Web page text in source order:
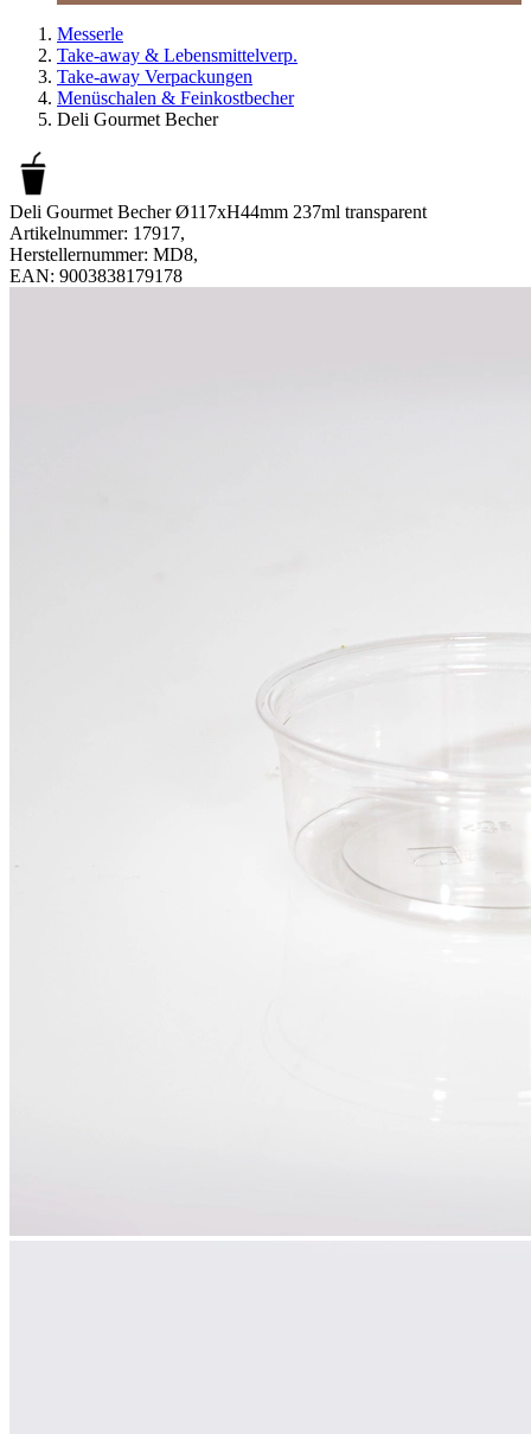
Messerle
Take-away & Lebensmittelverp.
Take-away Verpackungen
Menüschalen & Feinkostbecher
Deli Gourmet Becher
Deli Gourmet Becher Ø117xH44mm 237ml transparent
Artikelnummer: 17917,
Herstellernummer: MD8,
EAN: 9003838179178